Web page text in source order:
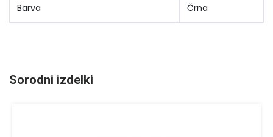
Barva Črna
Sorodni izdelki